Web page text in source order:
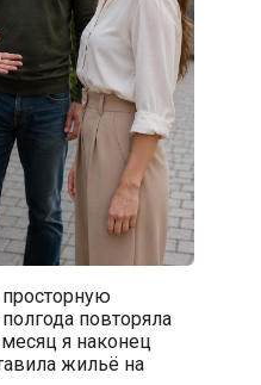
повторяла
я наконец
жильё на